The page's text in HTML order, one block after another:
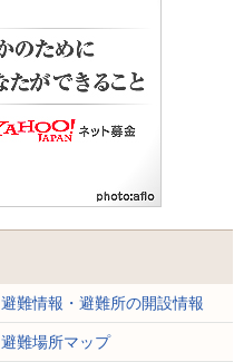
避難情報・避難所の開設情報
避難場所マップ